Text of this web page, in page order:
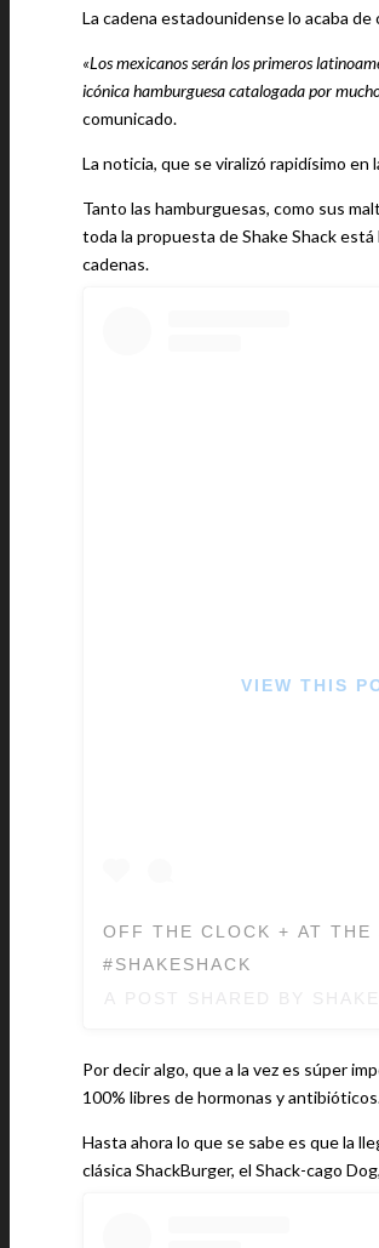
La cadena estadounidense lo acaba
«Los mexicanos serán los primeros
icónica hamburguesa catalogada por
comunicado.
La noticia, que se viralizó rapidísimo
Tanto las hamburguesas, como sus
toda la propuesta de Shake Shack
cadenas.
VIEW THIS
OFF THE CLOCK + AT
#SHAKESHACK
Por decir algo, que a la vez es súper
100% libres de hormonas y
Hasta ahora lo que se sabe es que la
clásica ShackBurger, el Shack-cago